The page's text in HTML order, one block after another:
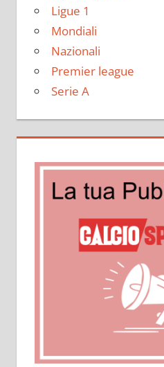
Ligue 1
Mondiali
Nazionali
Premier league
Serie A